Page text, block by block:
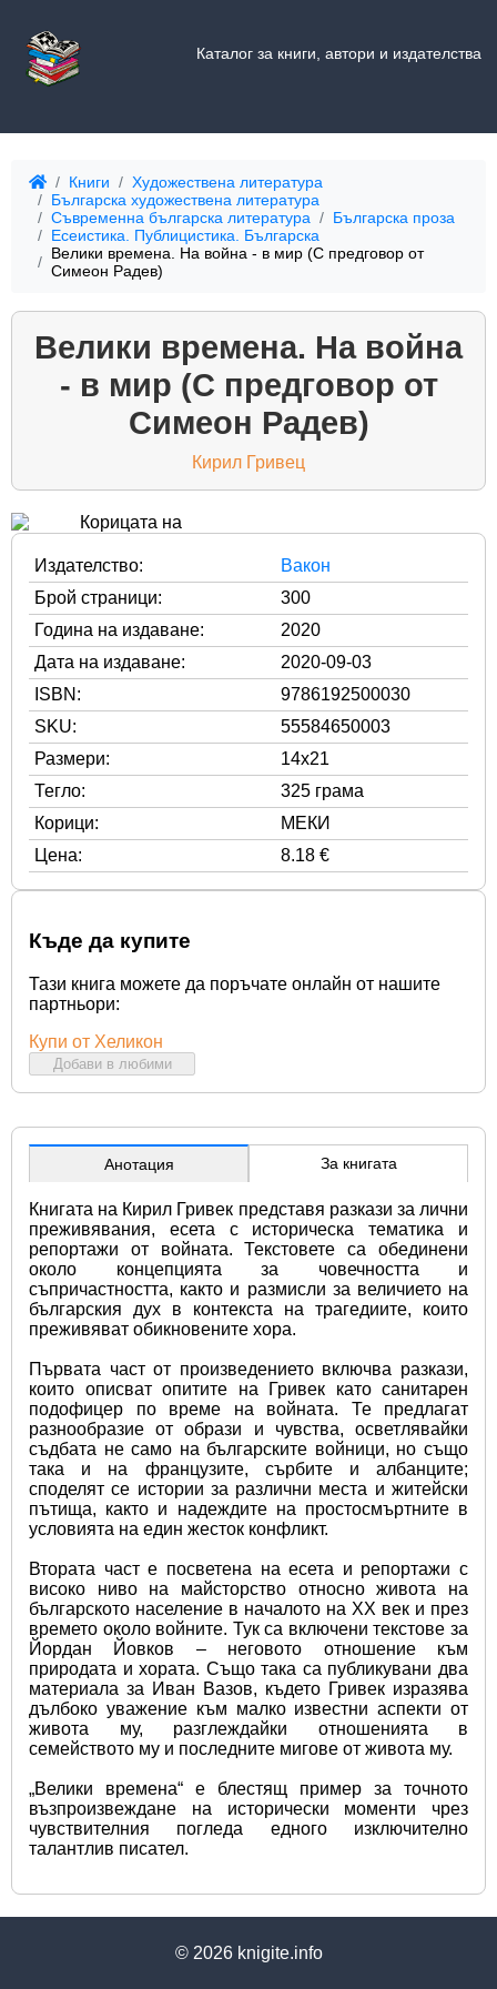
Каталог за книги, автори и издателства
Книги
Художествена литература
Българска художествена литература
Съвременна българска литература
Българска проза
Есеистика. Публицистика. Българска
Велики времена. На война - в мир (С предговор от
Симеон Радев)
Велики времена. На война
- в мир (С предговор от
Симеон Радев)
Кирил Гривец
Издателство:
Вакон
Брой страници:
300
Година на издаване:
2020
Дата на издаване:
2020-09-03
ISBN:
9786192500030
SKU:
55584650003
Размери:
14x21
Тегло:
325 грама
Корици:
МЕКИ
Цена:
8.18 €
Къде да купите
Тази книга можете да поръчате онлайн от нашите
партньори:
Купи от Хеликон
Добави в любими
Анотация За книгата
Книгата на Кирил Гривек представя разкази за лични
преживявания, есета с историческа тематика и
репортажи от войната. Текстовете са обединени
около концепцията за човечността и
съпричастността, както и размисли за величието на
българския дух в контекста на трагедиите, които
преживяват обикновените хора.
Първата част от произведението включва разкази,
които описват опитите на Гривек като санитарен
подофицер по време на войната. Те предлагат
разнообразие от образи и чувства, осветлявайки
съдбата не само на българските войници, но също
така и на французите, сърбите и албанците;
споделят се истории за различни места и житейски
пътища, както и надеждите на простосмъртните в
условията на един жесток конфликт.
Втората част е посветена на есета и репортажи с
високо ниво на майсторство относно живота на
българското население в началото на XX век и през
времето около войните. Тук са включени текстове за
Йордан Йовков – неговото отношение към
природата и хората. Също така са публикувани два
материала за Иван Вазов, където Гривек изразява
дълбоко уважение към малко известни аспекти от
живота му, разглеждайки отношенията в
семейството му и последните мигове от живота му.
„Велики времена“ е блестящ пример за точното
възпроизвеждане на исторически моменти чрез
чувствителния погледа едного изключително
талантлив писател.
© 2026 knigite.info